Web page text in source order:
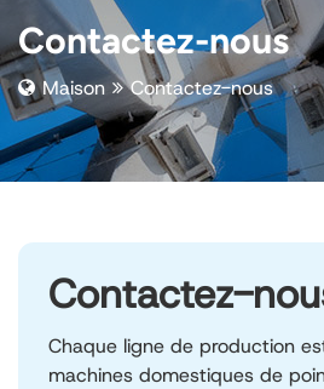
Contactez-nous
Maison Contactez-nous
Contactez-
Chaque ligne de production
machines domestiques de